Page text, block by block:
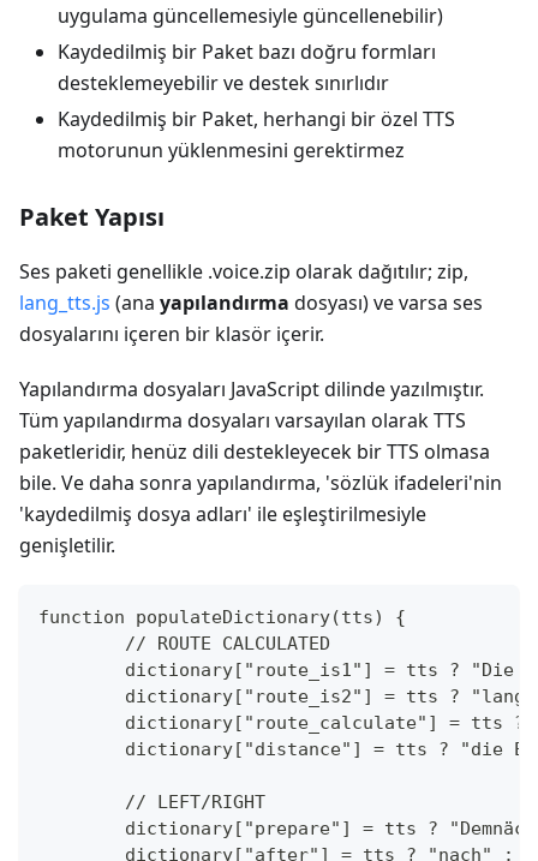
uygulama güncellemesiyle güncellenebilir)
Kaydedilmiş bir Paket bazı doğru formları
desteklemeyebilir ve destek sınırlıdır
Kaydedilmiş bir Paket, herhangi bir özel TTS
motorunun yüklenmesini gerektirmez
Paket Yapısı
Ses paketi genellikle .voice.zip olarak dağıtılır; zip,
lang_tts.js (ana yapılandırma dosyası) ve varsa ses
dosyalarını içeren bir klasör içerir.
Yapılandırma dosyaları JavaScript dilinde yazılmıştır.
Tüm yapılandırma dosyaları varsayılan olarak TTS
paketleridir, henüz dili destekleyecek bir TTS olmasa
bile. Ve daha sonra yapılandırma, 'sözlük ifadeleri'nin
'kaydedilmiş dosya adları' ile eşleştirilmesiyle
genişletilir.
function populateDictionary(tts) {
	// ROUTE CALCULATED
dictionary["route_is1"] = tts ? "Die
dictionary["route_is2"] = tts ?
dictionary["route_calculate"] = tts
dictionary["distance"] = tts ? "die
	// LEFT/RIGHT
dictionary["prepare"] = tts ?
dictionary["after"] = tts ? "nach" :